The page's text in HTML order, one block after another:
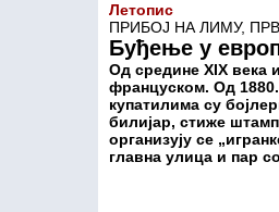
Летопис
ПРИБОЈ НА ЛИМУ,
Буђење у
Од средине XIX века
француском. Од
купатилима су
билијар, стиже
организују се
главна улица и пар